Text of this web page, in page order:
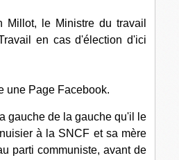
le Ministre du travail
en cas d'élection d'ici
une Page Facebook.
gauche de la gauche qu'il le
à la SNCF et sa mère
parti communiste, avant de